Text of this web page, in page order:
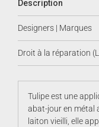
Description
Designers | Marques
Droit à la réparation
Tulipe est une
abat-jour en métal
laiton vieilli, elle